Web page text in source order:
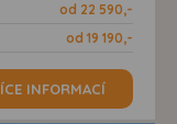
od 22 590,-
od 19 190,-
INFORMACÍ